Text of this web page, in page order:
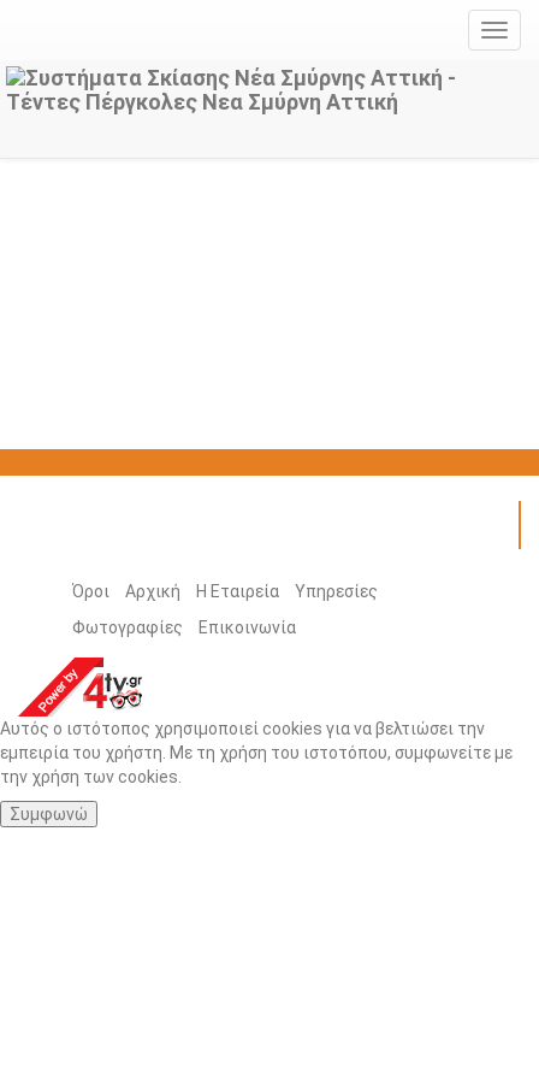
Όροι Αρχική Η Εταιρεία
Υπηρεσίες
Φωτογραφίες
Επικοινωνία
Αυτός ο ιστότοπος χρησιμοποιεί cookies για να βελτιώσει την
εμπειρία του χρήστη. Με τη χρήση του ιστοτόπου, συμφωνείτε με
την χρήση των cookies.
Συμφωνώ